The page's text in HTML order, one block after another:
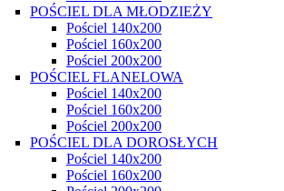
POŚCIEL DLA MŁODZIEŻY
Pościel 140x200
Pościel 160x200
Pościel 200x200
POŚCIEL FLANELOWA
Pościel 140x200
Pościel 160x200
Pościel 200x200
POŚCIEL DLA DOROSŁYCH
Pościel 140x200
Pościel 160x200